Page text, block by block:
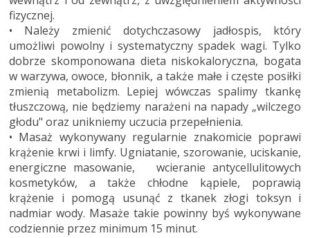
fizycznej.
• Należy zmienić dotychczasowy jadłospis, który
umożliwi powolny i systematyczny spadek wagi. Tylko
dobrze skomponowana dieta niskokaloryczna, bogata
w warzywa, owoce, błonnik, a także małe i częste posiłki
zmienią metabolizm. Lepiej wówczas spalimy tkankę
tłuszczową, nie będziemy narażeni na napady „wilczego
głodu" oraz unikniemy uczucia przepełnienia.
• Masaż wykonywany regularnie znakomicie poprawi
krążenie krwi i limfy. Ugniatanie, szorowanie, uciskanie,
energiczne masowanie, wcieranie antycellulitowych
kosmetyków, a także chłodne kąpiele, poprawią
krążenie i pomogą usunąć z tkanek złogi toksyn i
nadmiar wody. Masaże takie powinny byś wykonywane
codziennie przez minimum 15 minut.